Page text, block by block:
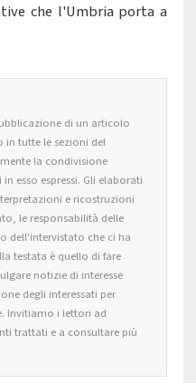
che l'Umbria porta a
di un articolo
in tutte le sezioni del
la condivisione
esso espressi. Gli elaborati
e ricostruzioni
le responsabilità delle
dell'intervistato che ci ha
testata è quello di fare
notizie di interesse
degli interessati per
Invitiamo i lettori ad
trattati e a consultare più